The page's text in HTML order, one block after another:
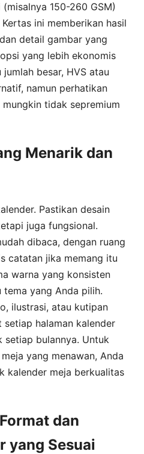
150-260 GSM)
ini memberikan hasil
detail gambar yang
yang lebih ekonomis
besar, HVS atau
namun perhatikan
tidak sepremium
Menarik dan
Pastikan desain
juga fungsional.
dibaca, dengan ruang
catatan jika memang itu
warna yang konsisten
yang Anda pilih.
ilustrasi, atau kutipan
halaman kalender
setiap bulannya. Untuk
yang menawan, Anda
kalender meja berkualitas
dan
yang Sesuai